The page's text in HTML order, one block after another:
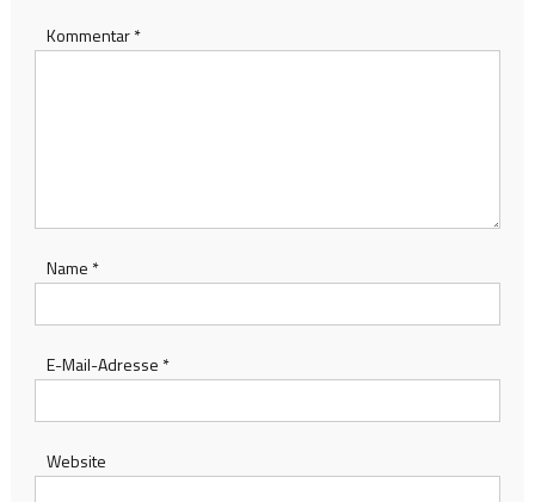
Kommentar*
Name *
E-Mail-Adresse *
Website